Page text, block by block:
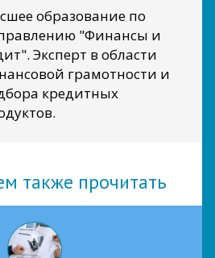
образование по
"Финансы и
Эксперт в области
грамотности и
кредитных
также прочитать